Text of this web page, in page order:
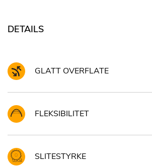
DETAILS
GLATT OVERFLATE
FLEKSIBILITET
SLITESTYRKE